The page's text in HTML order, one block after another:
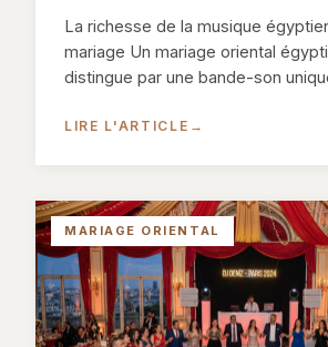
La richesse de la musique
mariage Un mariage oriental
distingue par une bande-son
LIRE L'ARTICLE →
MARIAGE ORIENTAL